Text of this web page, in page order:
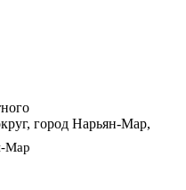
город Нарьян-Мар,
Мар